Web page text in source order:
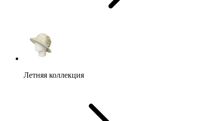
Летняя коллекция